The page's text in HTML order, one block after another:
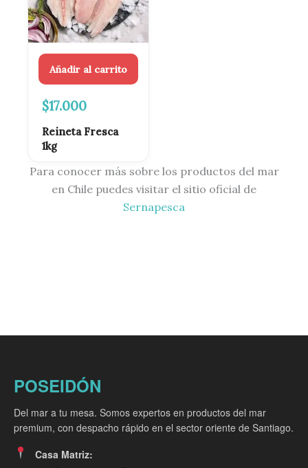
Añadir al carrito
$17.000
Reineta Fresca
1kg
Para conocer más sobre los productos del mar
en Chile puedes visitar el sitio oficial de
Sernapesca
POSEIDÓN
Del mar a tu mesa. Somos expertos en productos del mar
premium, con despacho rápido en el sector oriente de Santiago.
Casa Matriz: